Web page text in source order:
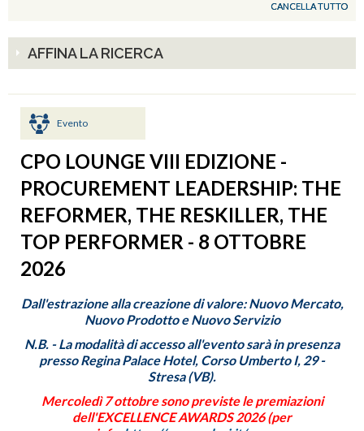
CANCELLA TUTTO
AFFINA LA RICERCA
Evento
CPO LOUNGE VIII EDIZIONE -
PROCUREMENT LEADERSHIP: THE
REFORMER, THE RESKILLER, THE
TOP PERFORMER - 8 OTTOBRE
2026
Dall'estrazione alla creazione di valore: Nuovo Mercato,
Nuovo Prodotto e Nuovo Servizio
N.B. -La modalità di accesso all'evento sarà in presenza
presso Regina Palace Hotel, Corso Umberto I, 29 -
Stresa (VB).
Mercoledì 7 ottobre sono previste le premiazioni
dell'EXCELLENCE AWARDS 2026 (per